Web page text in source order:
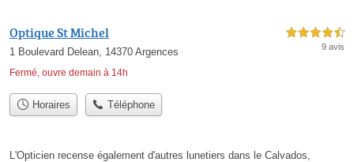
Optique St Michel
1 Boulevard Delean, 14370 Argences
Fermé, ouvre demain à 14h
4,5 étoiles sur 5
9 avis
Horaires Téléphone
L'Opticien recense également d'autres lunetiers dans le Calvados,